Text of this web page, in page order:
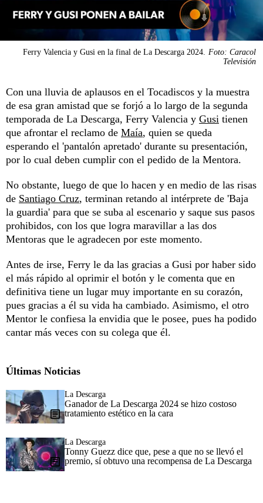
Ferry Valencia y Gusi en la final de La Descarga 2024. Foto: Caracol
Televisión
Con una lluvia de aplausos en el Tocadiscos y la muestra
de esa gran amistad que se forjó a lo largo de la segunda
temporada de La Descarga, Ferry Valencia y Gusi tienen
que afrontar el reclamo de Maía, quien se queda
esperando el 'pantalón apretado' durante su presentación,
por lo cual deben cumplir con el pedido de la Mentora.
No obstante, luego de que lo hacen y en medio de las risas
de Santiago Cruz, terminan retando al intérprete de 'Baja
la guardia' para que se suba al escenario y saque sus pasos
prohibidos, con los que logra maravillar a las dos
Mentoras que le agradecen por este momento.
Antes de irse, Ferry le da las gracias a Gusi por haber sido
el más rápido al oprimir el botón y le comenta que en
definitiva tiene un lugar muy importante en su corazón,
pues gracias a él su vida ha cambiado. Asimismo, el otro
Mentor le confiesa la envidia que le posee, pues ha podido
cantar más veces con su colega que él.
Últimas Noticias
La Descarga
Ganador de La Descarga 2024 se hizo costoso
tratamiento estético en la cara
La Descarga
Tonny Guezz dice que, pese a que no se llevó el
premio, sí obtuvo una recompensa de La Descarga